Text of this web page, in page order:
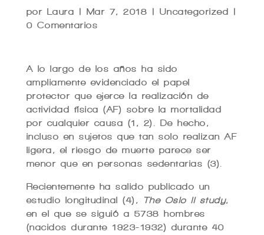
por Laura | Mar 7, 2018 | Uncategorized |
0 Comentarios
A lo largo de los años ha sido
ampliamente evidenciado el papel
protector que ejerce la realización de
actividad física (AF) sobre la mortalidad
por cualquier causa (1, 2). De hecho,
incluso en sujetos que tan solo realizan AF
ligera, el riesgo de muerte parece ser
menor que en personas sedentarias (3).
Recientemente ha salido publicado un
estudio longitudinal (4),
The Oslo II study,
en el que se siguió a 5738 hombres
(nacidos durante 1923-1932) durante 40